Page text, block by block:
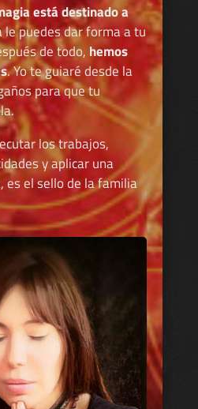
está destinado a
le puedes dar forma a tu
de todo, hemos
. Yo te guiaré desde la
para que tu
los trabajos,
y aplicar una
es el sello de la familia